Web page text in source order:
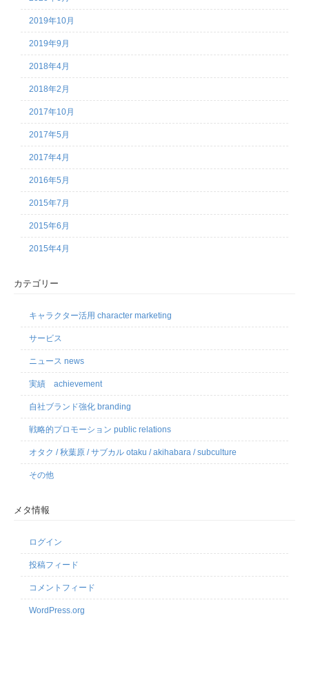
2019年10月
2019年9月
2018年4月
2018年2月
2017年10月
2017年5月
2017年4月
2016年5月
2015年7月
2015年6月
2015年4月
カテゴリー
キャラクター活用 character marketing
サービス
ニュース news
実績 achievement
自社ブランド強化 branding
戦略的プロモーション public relations
オタク / 秋葉原 / サブカル otaku / akihabara / subculture
その他
メタ情報
ログイン
投稿フィード
コメントフィード
WordPress.org